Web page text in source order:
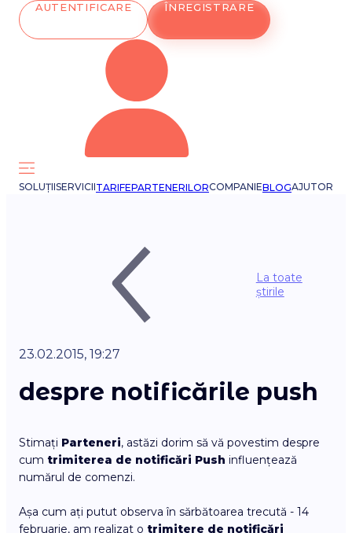
AUTENTIFICARE ÎNREGISTRARE
SOLUȚIISERVICIITARIFEPARTENERILORCOMPANIEBLOGAJUTOR
La toate
știrile
23.02.2015, 19:27
despre notificările push
Stimați Parteneri, astăzi dorim să vă povestim despre
cum trimiterea de notificări Push influențează
numărul de comenzi.
Așa cum ați putut observa în sărbătoarea trecută - 14
februarie, am realizat o trimitere de notificări